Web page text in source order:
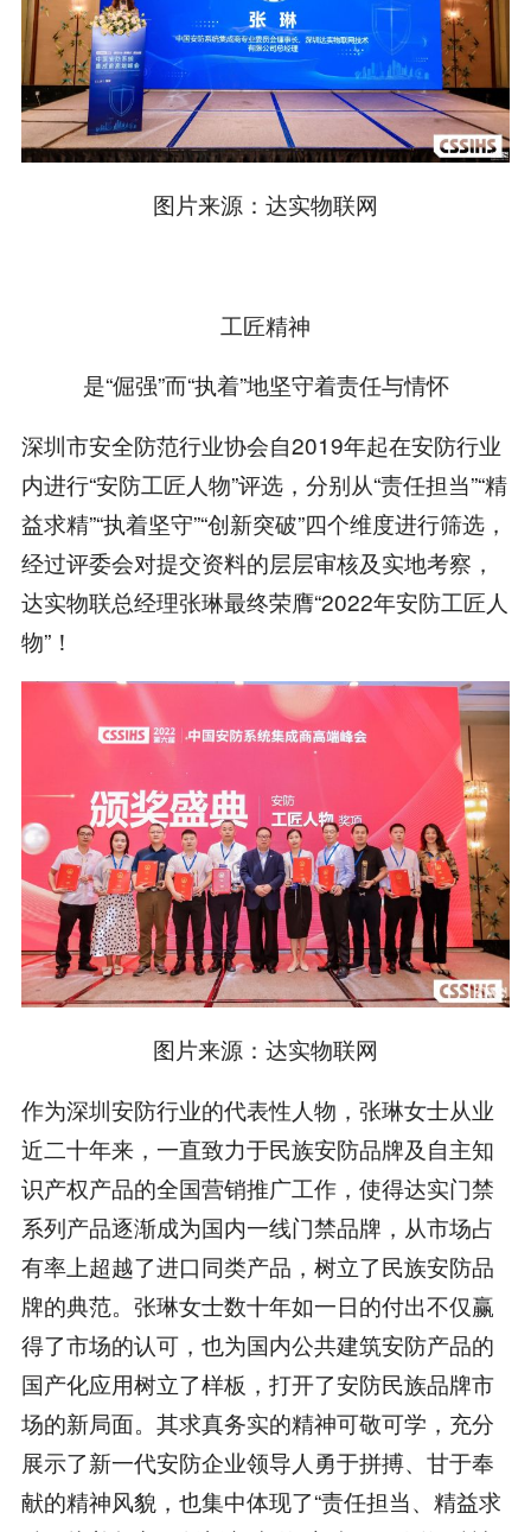
图片来源：达实物联网
工匠精神
是“倔强”而“执着”地坚守着责任与情怀
深圳市安全防范行业协会自2019年起在安防行业
内进行“安防工匠人物”评选，分别从“责任担当”“精
益求精”“执着坚守”“创新突破”四个维度进行筛选，
经过评委会对提交资料的层层审核及实地考察，
达实物联总经理张琳最终荣膺“2022年安防工匠人
物”！
图片来源：达实物联网
作为深圳安防行业的代表性人物，张琳女士从业
近二十年来，一直致力于民族安防品牌及自主知
识产权产品的全国营销推广工作，使得达实门禁
系列产品逐渐成为国内一线门禁品牌，从市场占
有率上超越了进口同类产品，树立了民族安防品
牌的典范。张琳女士数十年如一日的付出不仅赢
得了市场的认可，也为国内公共建筑安防产品的
国产化应用树立了样板，打开了安防民族品牌市
场的新局面。其求真务实的精神可敬可学，充分
展示了新一代安防企业领导人勇于拼搏、甘于奉
献的精神风貌，也集中体现了“责任担当、精益求